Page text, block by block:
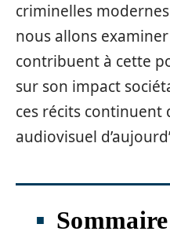
criminelles
nous allons
contribuent à cette
sur son impact
ces récits continuent
audiovisuel
Sommaire